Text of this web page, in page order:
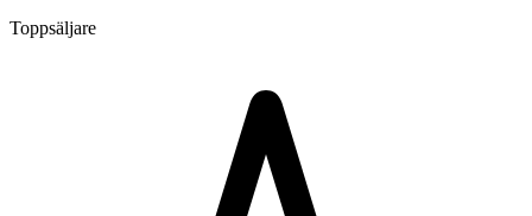
Toppsäljare